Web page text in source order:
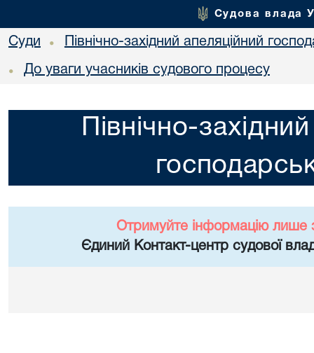
Судова влада
Суди • Північно-західний апеляційний
• До уваги учасників судового процесу
Північно-
Отримуйте інформацію лише
Єдиний Контакт-центр судової